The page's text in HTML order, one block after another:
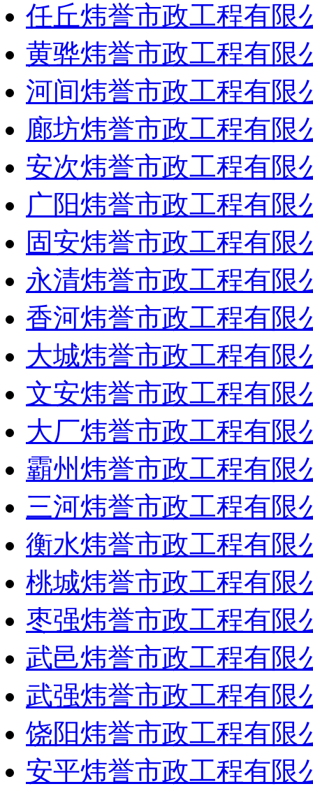
任丘炜誉市政工程有限
黄骅炜誉市政工程有限
河间炜誉市政工程有限
廊坊炜誉市政工程有限
安次炜誉市政工程有限
广阳炜誉市政工程有限
固安炜誉市政工程有限
永清炜誉市政工程有限
香河炜誉市政工程有限
大城炜誉市政工程有限
文安炜誉市政工程有限
大厂炜誉市政工程有限
霸州炜誉市政工程有限
三河炜誉市政工程有限
衡水炜誉市政工程有限
桃城炜誉市政工程有限
枣强炜誉市政工程有限
武邑炜誉市政工程有限
武强炜誉市政工程有限
饶阳炜誉市政工程有限
安平炜誉市政工程有限